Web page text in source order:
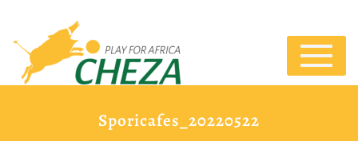
ナ
ビ
ゲ
Sporicafes_20220522